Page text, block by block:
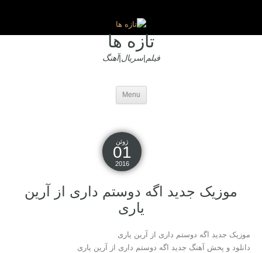
تازه ها
فیلم|سریال|آهنگ
Menu
ژوئن
01
2016
موزیک جدید اگه دوستم داری از آرین
یاری
موزیک جدید اگه دوستم داری از آرین یاری
دانلود و پخش آهنگ جدید اگه دوستم داری از آرین یاری